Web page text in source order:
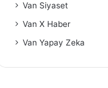
Van Siyaset
Van X Haber
Van Yapay Zeka